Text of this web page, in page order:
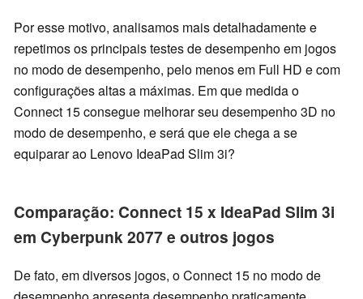
Por esse motivo, analisamos mais detalhadamente e
repetimos os principais testes de desempenho em jogos
no modo de desempenho, pelo menos em Full HD e com
configurações altas a máximas. Em que medida o
Connect 15 consegue melhorar seu desempenho 3D no
modo de desempenho, e será que ele chega a se
equiparar ao Lenovo IdeaPad Slim 3i?
Comparação: Connect 15 x IdeaPad Slim 3i
em Cyberpunk 2077 e outros jogos
De fato, em diversos jogos, o Connect 15 no modo de